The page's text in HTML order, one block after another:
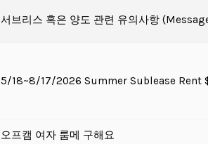
서브리스 혹은 양도 관련 유의사항
5/18~8/17/2026 Summer Sublease Rent
오프캠 여자 룸메 구해요